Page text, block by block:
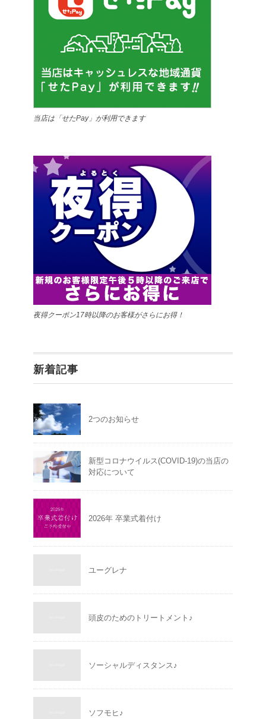
当店は「せたPay」が利用できます
夜得クーポン17時以降のお客様がさらにお得！
新着記事
2つのお知らせ
新型コロナウイルス(COVID-19)の当店の
対応について
2026年 卒業式着付け
ユーグレナ
頭皮のためのトリートメント♪
ソーシャルディスタンス♪
ソフモヒ♪